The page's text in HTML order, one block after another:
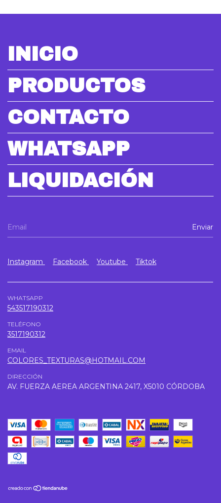
INICIO
PRODUCTOS
CONTACTO
WHATSAPP
LIQUIDACIÓN
Instagram Facebook Youtube Tiktok
WHATSAPP
543517190312
TELÉFONO
3517190312
EMAIL
COLORES_TEXTURAS@HOTMAIL.COM
DIRECCIÓN
AV. FUERZA AEREA ARGENTINA 2417, X5010 CÓRDOBA